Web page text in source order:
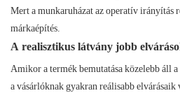
Mert a munkaruházat az operatív irányítás
márkaépítés.
A realisztikus látvány jobb
Amikor a termék bemutatása közelebb áll a
a vásárlóknak gyakran reálisabb elvárásaik